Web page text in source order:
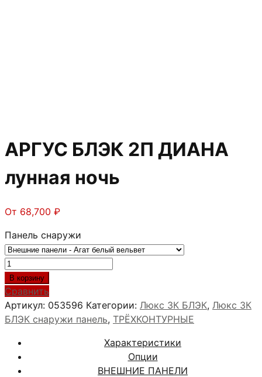
АРГУС БЛЭК 2П ДИАНА
лунная ночь
От 68,700 ₽
Панель снаружи
Количество
товара
АРГУС
БЛЭК
2П
лунная
ночь
В корзину
Сравнить
Артикул: 053596 Категории: Люкс 3К БЛЭК, Люкс 3К
БЛЭК снаружи панель, ТРЁХКОНТУРНЫЕ
Характеристики
Опции
ВНЕШНИЕ ПАНЕЛИ